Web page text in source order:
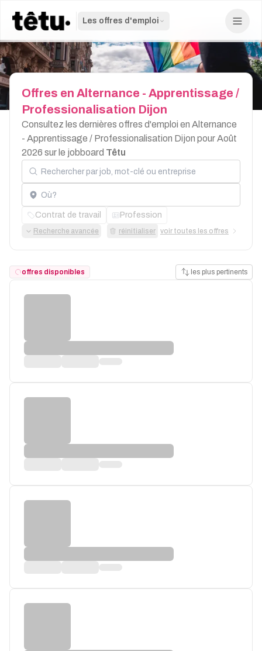
Les offres d'emploi
Offres en Alternance - Apprentissage /
Professionalisation Dijon
Consultez les dernières offres d'emploi en Alternance
- Apprentissage / Professionalisation Dijon pour Août
2026 sur le jobboard Têtu
Rechercher par job, mot-clé ou entreprise
Localisation
Contrat de travail Profession
Recherche avancée réinitialiser voir toutes les offres
offres disponibles les plus pertinents